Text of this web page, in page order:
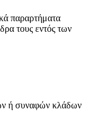
παραρτήματα
τους εντός των
ή συναφών κλάδων